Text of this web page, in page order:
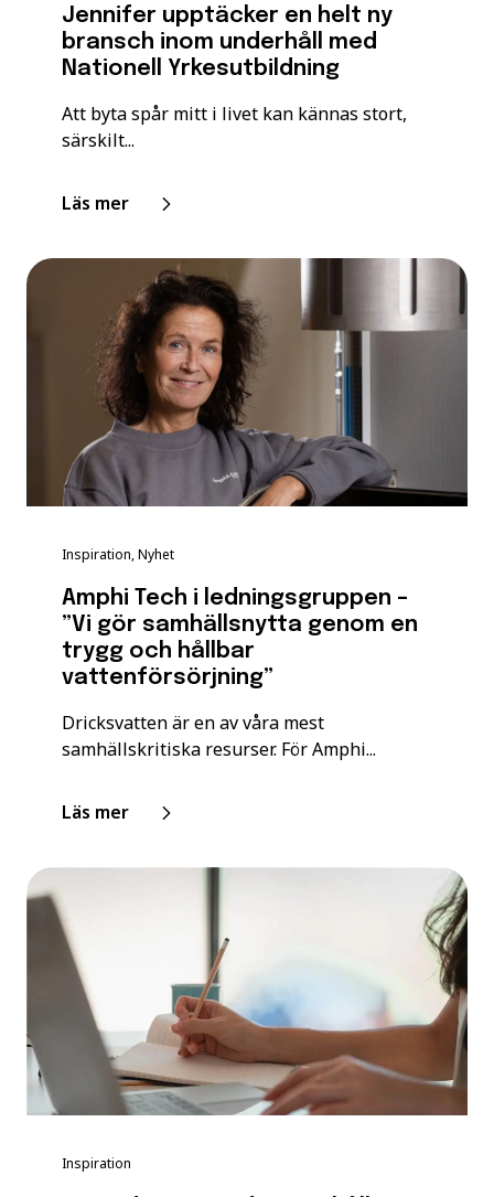
Jennifer upptäcker en helt ny
bransch inom underhåll med
Nationell Yrkesutbildning
Att byta spår mitt i livet kan kännas stort,
särskilt...
Läs mer
Inspiration, Nyhet
Amphi Tech i ledningsgruppen –
”Vi gör samhällsnytta genom en
trygg och hållbar
vattenförsörjning”
Dricksvatten är en av våra mest
samhällskritiska resurser. För Amphi...
Läs mer
Inspiration